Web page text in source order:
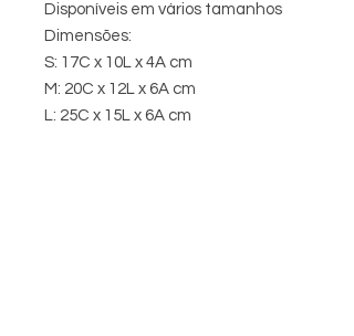
Disponíveis em vários tamanhos
Dimensões:
S: 17C x 10L x 4A cm
M: 20C x 12L x 6A cm
L: 25C x 15L x 6A cm